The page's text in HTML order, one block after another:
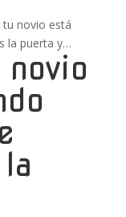
tu novio está
la puerta y…